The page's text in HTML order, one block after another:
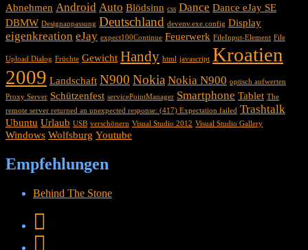
Abnehmen Android Auto Blödsinn css Dance Dance eJay SE
DBMW Designanpassung Deutschland devenv.exe.config Display
eigenkreation eJay expect100Continue Feuerwerk FileInput-Element File
Upload Dialog Früchte Gewicht Handy html javascript Kroatien
2009 Landschaft N900 Nokia Nokia N900 optisch aufwerten
Proxy Server Schützenfest servicePointManager Smartphone Tablet The
remote server returned an unexpected response: (417) Expectation failed Trashtalk
Ubuntu Urlaub USB verschönern Visual Studio 2012 Visual Studio Gallery
Windows Wolfsburg Youtube
Empfehlungen
Behind The Stone